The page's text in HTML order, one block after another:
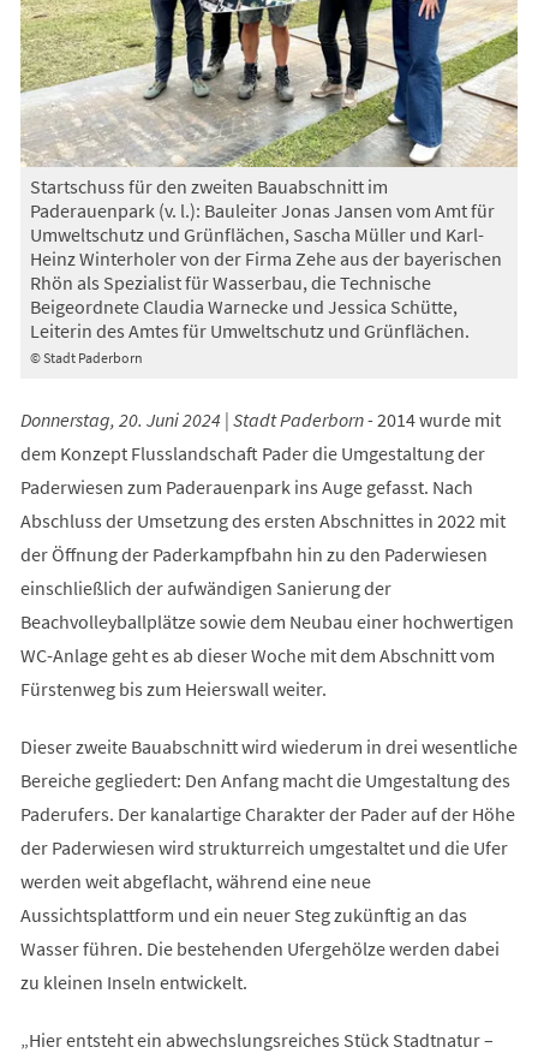
© Stadt Paderborn
Startschuss für den zweiten Bauabschnitt im
Paderauenpark (v. l.): Bauleiter Jonas Jansen vom Amt für
Umweltschutz und Grünflächen, Sascha Müller und Karl-
Heinz Winterholer von der Firma Zehe aus der bayerischen
Rhön als Spezialist für Wasserbau, die Technische
Beigeordnete Claudia Warnecke und Jessica Schütte,
Leiterin des Amtes für Umweltschutz und Grünflächen.
Donnerstag, 20. Juni 2024 | Stadt Paderborn -2014 wurde mit
dem Konzept Flusslandschaft Pader die Umgestaltung der
Paderwiesen zum Paderauenpark ins Auge gefasst. Nach
Abschluss der Umsetzung des ersten Abschnittes in 2022 mit
der Öffnung der Paderkampfbahn hin zu den Paderwiesen
einschließlich der aufwändigen Sanierung der
Beachvolleyballplätze sowie dem Neubau einer hochwertigen
WC-Anlage geht es ab dieser Woche mit dem Abschnitt vom
Fürstenweg bis zum Heierswall weiter.
Dieser zweite Bauabschnitt wird wiederum in drei wesentliche
Bereiche gegliedert: Den Anfang macht die Umgestaltung des
Paderufers. Der kanalartige Charakter der Pader auf der Höhe
der Paderwiesen wird strukturreich umgestaltet und die Ufer
werden weit abgeflacht, während eine neue
Aussichtsplattform und ein neuer Steg zukünftig an das
Wasser führen. Die bestehenden Ufergehölze werden dabei
zu kleinen Inseln entwickelt.
„Hier entsteht ein abwechslungsreiches Stück Stadtnatur –